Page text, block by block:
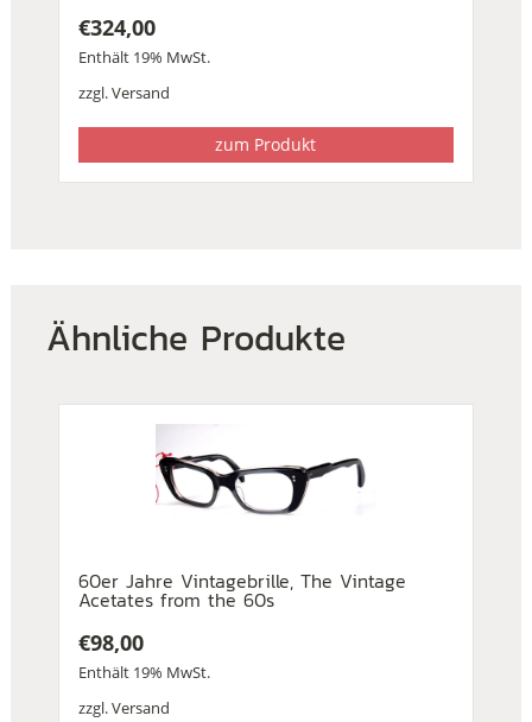
€324,00
Enthält 19% MwSt.
zzgl.Versand
zum Produkt
Ähnliche Produkte
60er Jahre Vintagebrille, The Vintage
Acetates from the 60s
€98,00
Enthält 19% MwSt.
zzgl.Versand